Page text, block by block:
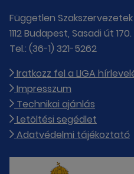
Független
1112 Budapest, Sasadi út 170.
Tel.: (36-1) 321-5262
Iratkozz fel a LIGA
Impresszum
Technikai ajánlás
Letöltési segédlet
Adatvédelmi tájékoztató